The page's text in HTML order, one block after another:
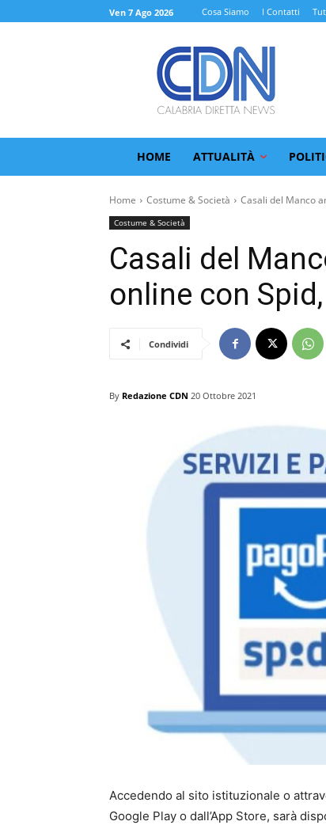
Ven 7 Ago 2026 Cosa Siamo I Contatti
HOME ATTUALITÀ
Home Costume & Società Casali del Manco
Costume & Società
Casali del
online con
Condividi
By Redazione CDN 20 Ottobre 2021
Accedendo al sito istituzionale o
Google Play o dall’App Store, sarà